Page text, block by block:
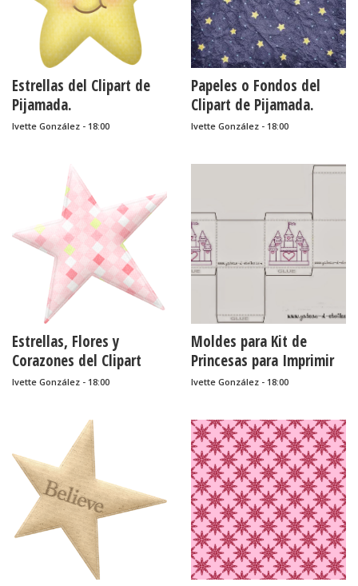
Estrellas del Clipart de
Pijamada.
Ivette González - 18:00
Papeles o Fondos del
Clipart de Pijamada.
Ivette González - 18:00
Estrellas, Flores y
Corazones del Clipart
Dulzuras Bailando Ballet.
Ivette González - 18:00
Moldes para Kit de
Princesas para Imprimir
Gratis.
Ivette González - 18:00